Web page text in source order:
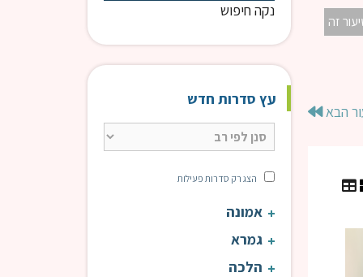
זה
הבא
שמונה פרקים [תשפ"ג] | הרב טויל
נקה חיפוש
עץ סדרות חדש
הצג רק סדרות פעילות
אמונה
גמרא
הלכה